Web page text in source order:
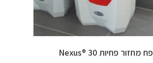
פח מחזור פחיות 30 ®Nexus